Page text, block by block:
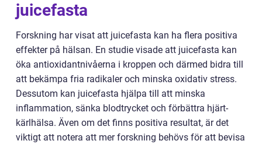
juicefasta
Forskning har visat att juicefasta kan ha flera positiva
effekter på hälsan. En studie visade att juicefasta kan
öka antioxidantnivåerna i kroppen och därmed bidra till
att bekämpa fria radikaler och minska oxidativ stress.
Dessutom kan juicefasta hjälpa till att minska
inflammation, sänka blodtrycket och förbättra hjärt-
kärlhälsa. Även om det finns positiva resultat, är det
viktigt att notera att mer forskning behövs för att bevisa